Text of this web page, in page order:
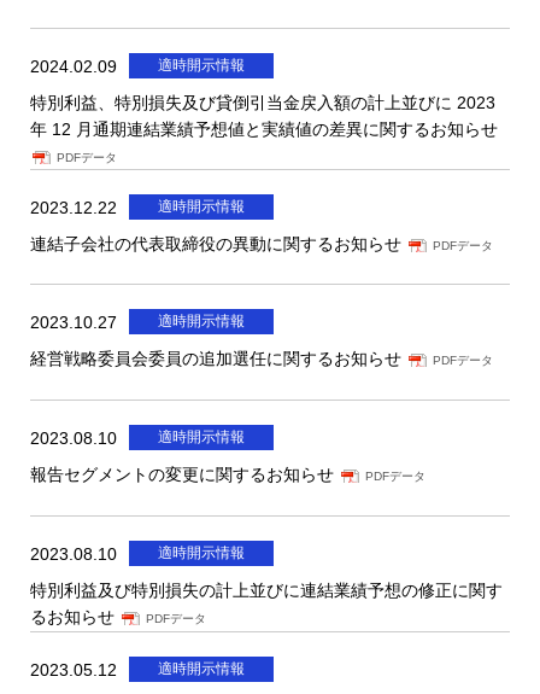
2024.02.09 適時開示情報
特別利益、特別損失及び貸倒引当金戻入額の計上並びに 2023
年 12 月通期連結業績予想値と実績値の差異に関するお知らせ
PDFデータ
2023.12.22 適時開示情報
連結子会社の代表取締役の異動に関するお知らせ PDFデータ
2023.10.27 適時開示情報
経営戦略委員会委員の追加選任に関するお知らせ PDFデータ
2023.08.10 適時開示情報
報告セグメントの変更に関するお知らせ PDFデータ
2023.08.10 適時開示情報
特別利益及び特別損失の計上並びに連結業績予想の修正に関す
るお知らせ
PDFデータ
2023.05.12 適時開示情報